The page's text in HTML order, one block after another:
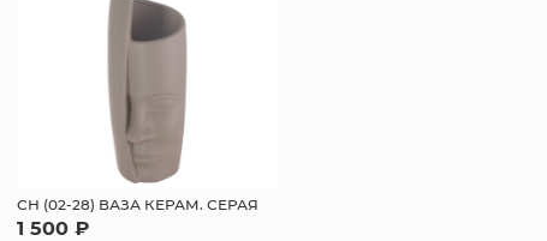
СН (02-28) ВАЗА КЕРАМ. СЕРАЯ
1 500 ₽